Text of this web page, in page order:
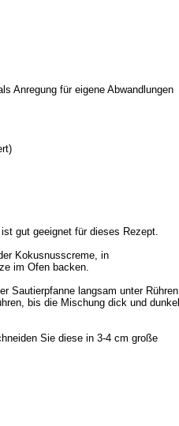
Anregung für eigene Abwandlungen
gut geeignet für dieses Rezept.
Kokusnusscreme, in
im Ofen backen.
Sautierpfanne langsam unter Rühren
bis die Mischung dick und dunkel
Sie diese in 3-4 cm große